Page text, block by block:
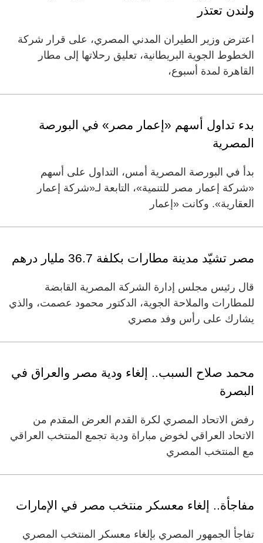
ولندن تعتذر
اعترض وزير الطيران المدني المصري، على قرار شركة
الخطوط الجوية البريطانية، تعليق رحلاتها إلى مطار
القاهرة لمدة أسبوع،
بدء تداول أسهم «إعمار مصر» في البورصة
المصرية
بدأ في البورصة المصرية أمس، التداول على أسهم
«شركة إعمار مصر للتنمية»، التابعة لـ«شركة إعمار
العقارية». وكانت «إعمار
مصر تشيّد مدينة مطارات بكلفة 36.7 مليار درهم
قال رئيس مجلس إدارة الشركة المصرية القابضة
للمطارات والملاحة الجوية، الدكتور محمود عصمت، والذي
يشارك على رأس وفد مصري
محمد صلاح السبب.. إلغاء ودية مصر والعراق في
البصرة
رفض الاتحاد المصري لكرة القدم العرض المقدم من
الاتحاد العراقي لخوض مباراة ودية تجمع المنتخب العراقي
مع المنتخب المصري
مفاجأة.. إلغاء معسكر منتخب مصر في الإمارات
تفاجأ الجمهور المصري بإلغاء معسكر المنتخب المصري